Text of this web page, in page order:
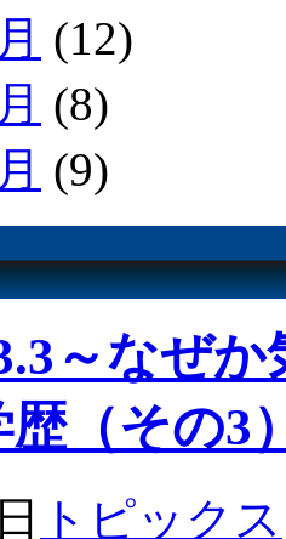
(12)
(8)
(9)
～なぜ
（その3
トピックス